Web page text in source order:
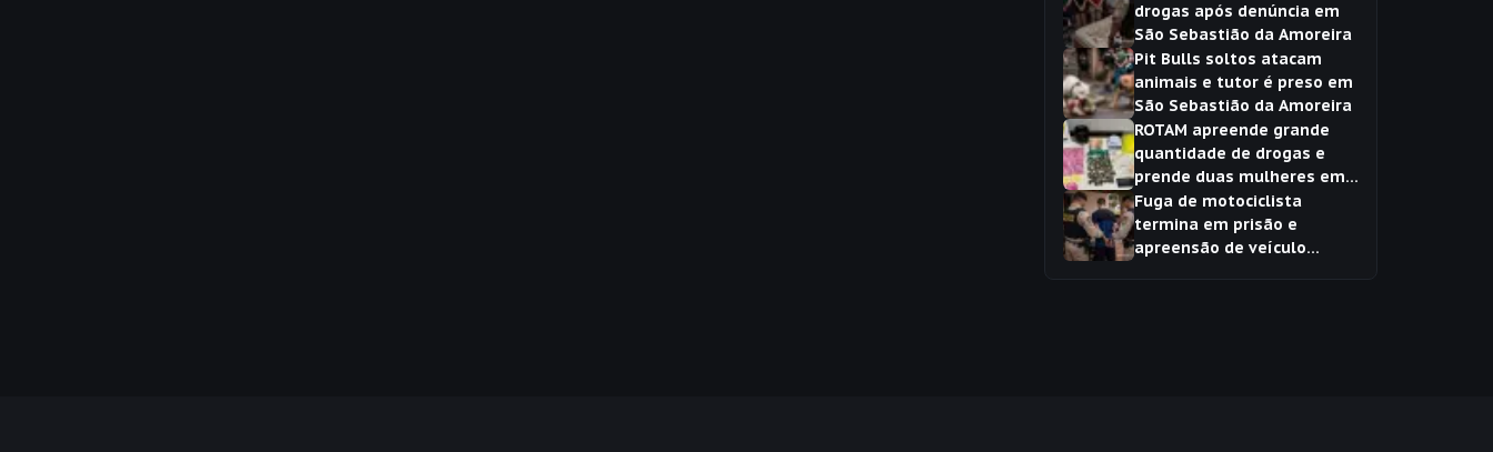
drogas após denúncia em
São Sebastião da Amoreira
Pit Bulls soltos atacam
animais e tutor é preso em
São Sebastião da Amoreira
ROTAM apreende grande
quantidade de drogas e
prende duas mulheres em
São Sebastião da Amoreira
Fuga de motociclista
termina em prisão e
apreensão de veículo